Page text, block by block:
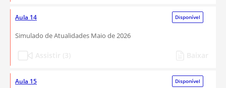
Aula 14 Disponível
Simulado de Atualidades Maio de 2026
Aula 15 Disponível